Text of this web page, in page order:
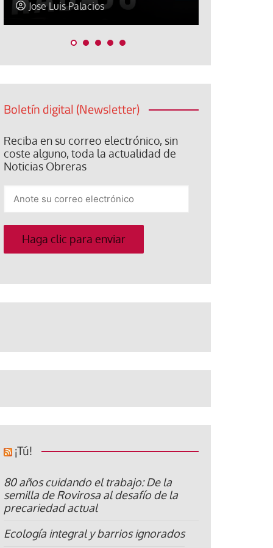
Jose Luis Palacios
Boletín digital (Newsletter)
Reciba en su correo electrónico, sin
coste alguno, toda la actualidad de
Noticias Obreras
su
correo
electrónico
Haga clic para enviar
¡Tú!
80 años cuidando el trabajo: De la
semilla de Rovirosa al desafío de la
precariedad actual
Ecología integral y barrios ignorados